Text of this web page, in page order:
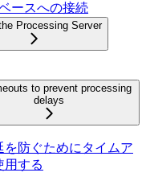
ースへの接続
Processing Server
to prevent processing
delays
を防ぐためにタイムア
用する